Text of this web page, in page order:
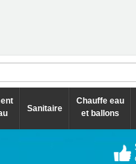
Sanitaire
Chauffe eau
et ballons